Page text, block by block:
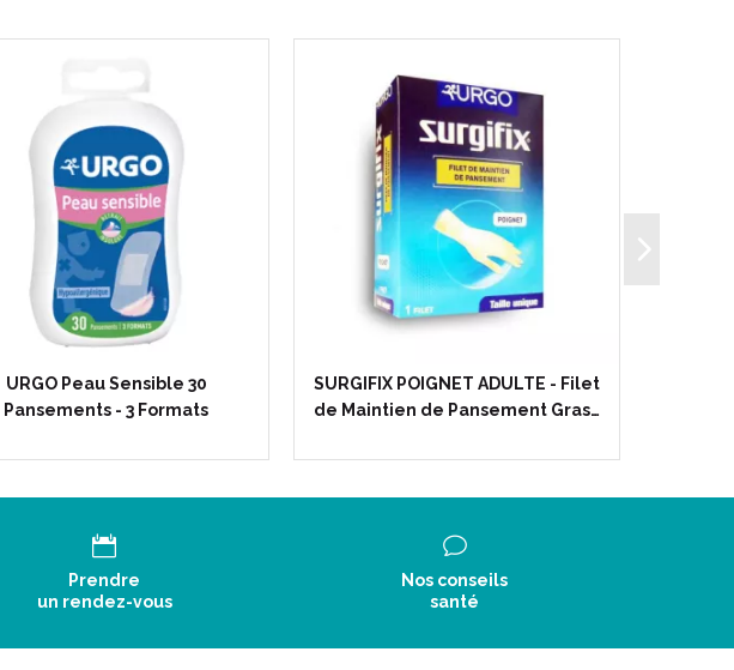
URGO Peau Sensible 30
Pansements - 3 Formats
SURGIFIX POIGNET ADULTE - Filet
de Maintien de Pansement Gras…
Prendre
un rendez-vous
Nos conseils
santé